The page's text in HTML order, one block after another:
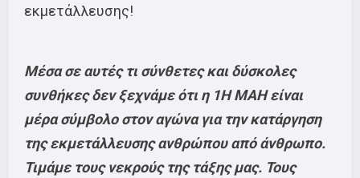
εκμετάλλευσης!
Μέσα σε αυτές τι σύνθετες και δύσκολες
συνθήκες δεν ξεχνάμε ότι η 1Η ΜΑΗ είναι
μέρα σύμβολο στον αγώνα για την κατάργηση
της εκμετάλλευσης ανθρώπου από άνθρωπο.
Τιμάμε τους νεκρούς της τάξης μας. Τους